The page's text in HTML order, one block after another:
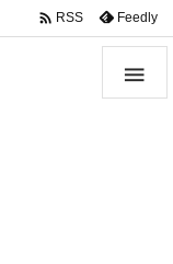

 RSS Feedly